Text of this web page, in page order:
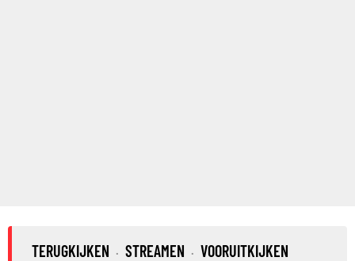
TERUGKIJKEN · STREAMEN · VOORUITKIJKEN